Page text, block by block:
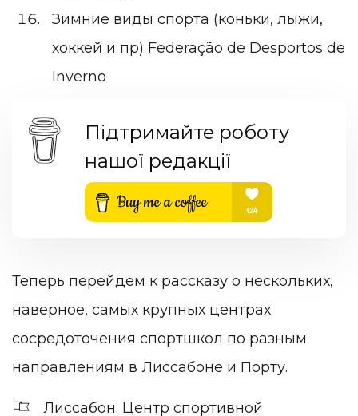
Зимние виды спорта (коньки, лыжи,
хоккей и пр) Federação de Desportos de
Inverno
Підтримайте роботу
нашої редакції
Теперь перейдем к рассказу о нескольких,
наверное, самых крупных центрах
сосредоточения спортшкол по разным
направлениям в Лиссабоне и Порту.
Лиссабон. Центр спортивной